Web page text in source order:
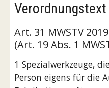
Verordnungstext
Art. 31 MWSTV
(Art. 19 Abs. 1
1 Spezialwerkzeuge,
Person eigens für die